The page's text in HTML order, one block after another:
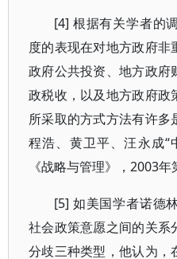
[4] 根据有关学者的
度的表现在对地方政府
政府公共投资、地方政府
政税收，以及地方政府政
所采取的方式方法有许
程浩、黄卫平、汪永成“
《战略与管理》，2003年
[5] 如美国学者诺德
社会政策意愿之间的关系
分歧三种类型，他认为，